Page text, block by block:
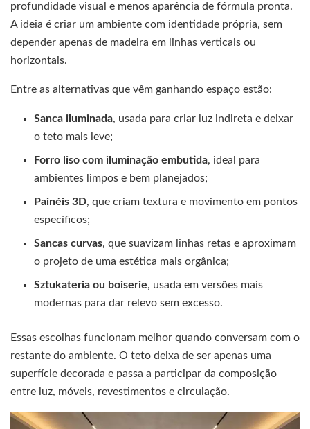
profundidade visual e menos aparência de fórmula pronta.
A ideia é criar um ambiente com identidade própria, sem
depender apenas de madeira em linhas verticais ou
horizontais.
Entre as alternativas que vêm ganhando espaço estão:
Sanca iluminada, usada para criar luz indireta e deixar
o teto mais leve;
Forro liso com iluminação embutida, ideal para
ambientes limpos e bem planejados;
Painéis 3D, que criam textura e movimento em pontos
específicos;
Sancas curvas, que suavizam linhas retas e aproximam
o projeto de uma estética mais orgânica;
Sztukateria ou boiserie, usada em versões mais
modernas para dar relevo sem excesso.
Essas escolhas funcionam melhor quando conversam com o
restante do ambiente. O teto deixa de ser apenas uma
superfície decorada e passa a participar da composição
entre luz, móveis, revestimentos e circulação.